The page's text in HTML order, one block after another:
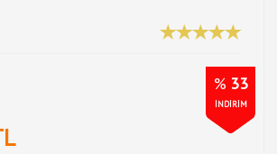
% 33
İNDİRİM